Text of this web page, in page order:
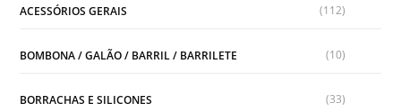
ACESSÓRIOS GERAIS (112)
BOMBONA / GALÃO / BARRIL / BARRILETE (10)
BORRACHAS E SILICONES (33)